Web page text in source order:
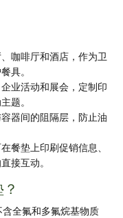
咖啡厅和酒店，作为卫
具。
业活动和展会，定制印
题。
器间的阻隔层，防止油
餐垫上印刷促销信息、
接互动。
含全氟和多氟烷基物质